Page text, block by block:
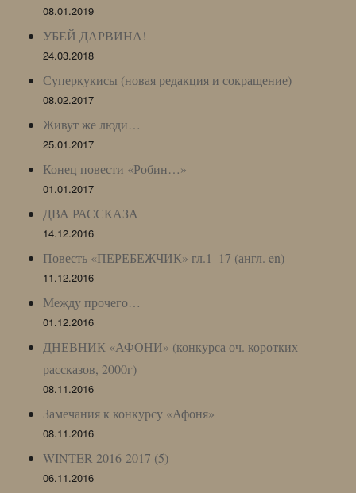
08.01.2019
УБЕЙ ДАРВИНА!
24.03.2018
Суперкукисы (новая редакция и сокращение)
08.02.2017
Живут же люди…
25.01.2017
Конец повести «Робин…»
01.01.2017
ДВА РАССКАЗА
14.12.2016
Повесть «ПЕРЕБЕЖЧИК» гл.1_17 (англ. en)
11.12.2016
Между прочего…
01.12.2016
ДНЕВНИК «АФОНИ» (конкурса оч. коротких
рассказов, 2000г)
08.11.2016
Замечания к конкурсу «Афоня»
08.11.2016
WINTER 2016-2017 (5)
06.11.2016